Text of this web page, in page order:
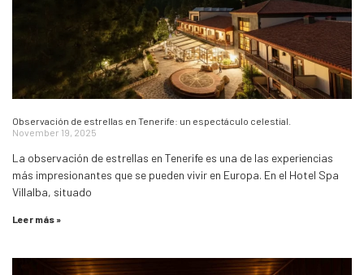
Observación de estrellas en Tenerife: un espectáculo celestial.
November 19, 2025
La observación de estrellas en Tenerife es una de las experiencias
más impresionantes que se pueden vivir en Europa. En el Hotel Spa
Villalba, situado
Leer más »